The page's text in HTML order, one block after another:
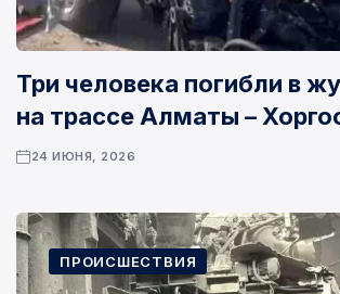
Три человека погибли в
на трассе Алматы –
24 ИЮНЯ, 2026
ПРОИСШЕСТВИЯ